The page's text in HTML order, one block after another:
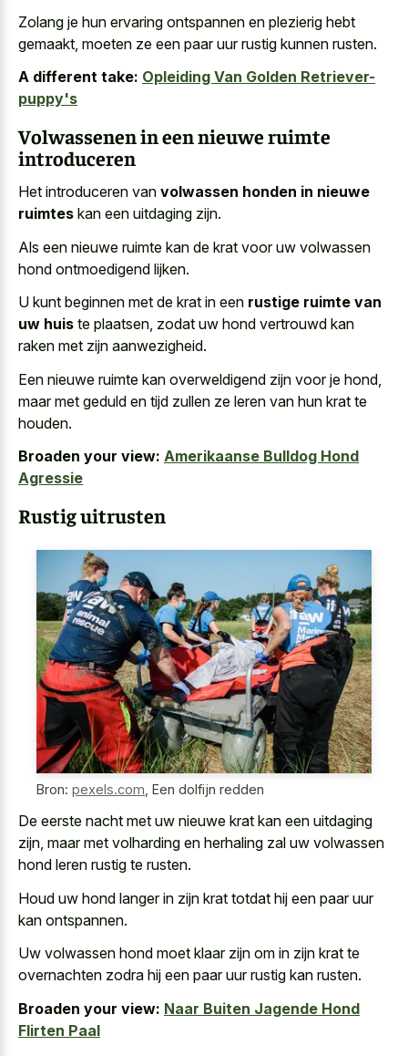
Zolang je hun ervaring ontspannen en plezierig hebt
gemaakt, moeten ze een paar uur rustig kunnen rusten.
A different take: Opleiding Van Golden Retriever-
puppy's
Volwassenen in een nieuwe ruimte
introduceren
Het introduceren van volwassen honden in nieuwe
ruimtes kan een uitdaging zijn.
Als een nieuwe ruimte kan de krat voor uw volwassen
hond ontmoedigend lijken.
U kunt beginnen met de krat in een rustige ruimte van
uw huis te plaatsen, zodat uw hond vertrouwd kan
raken met zijn aanwezigheid.
Een nieuwe ruimte kan overweldigend zijn voor je hond,
maar met geduld en tijd zullen ze leren van hun krat te
houden.
Broaden your view: Amerikaanse Bulldog Hond
Agressie
Rustig uitrusten
Bron: pexels.com Een dolfijn redden
De eerste nacht met uw nieuwe krat kan een uitdaging
zijn, maar met volharding en herhaling zal uw volwassen
hond leren rustig te rusten.
Houd uw hond langer in zijn krat totdat hij een paar uur
kan ontspannen.
Uw volwassen hond moet klaar zijn om in zijn krat te
overnachten zodra hij een paar uur rustig kan rusten.
Broaden your view: Naar Buiten Jagende Hond
Flirten Paal